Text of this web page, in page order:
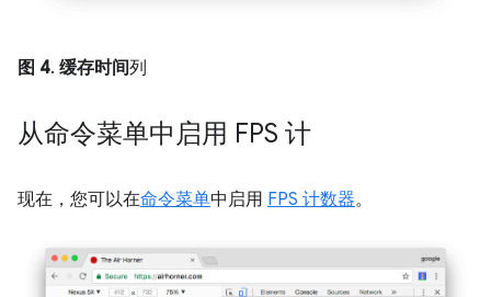
图 4. 缓存时间列
从命令菜单中启用 FPS 计
现在，您可以在命令菜单中启用 FPS 计数器。